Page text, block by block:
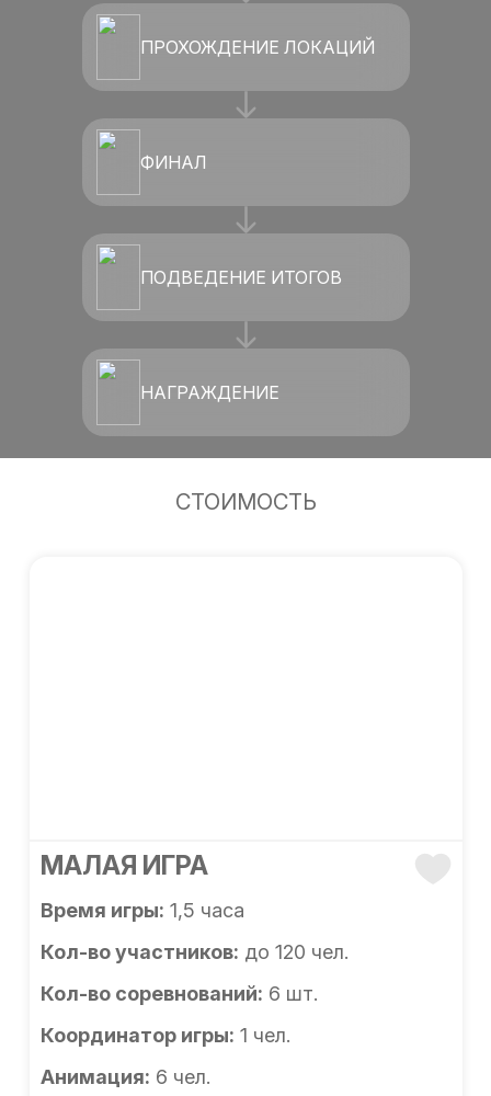
ПРОХОЖДЕНИЕ ЛОКАЦИЙ
ФИНАЛ
ПОДВЕДЕНИЕ ИТОГОВ
НАГРАЖДЕНИЕ
СТОИМОСТЬ
МАЛАЯ ИГРА
Время игры: 1,5 часа
Кол-во участников: до 120 чел.
Кол-во соревнований: 6 шт.
Координатор игры: 1 чел.
Анимация: 6 чел.